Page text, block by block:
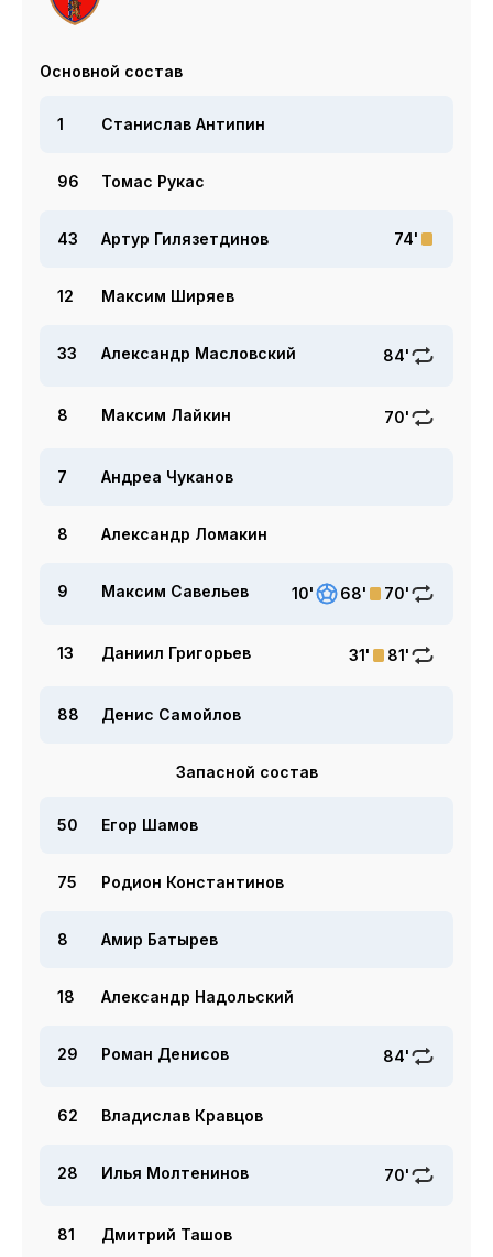
Основной состав
1 Станислав Антипин
96 Томас Рукас
43 Артур Гилязетдинов 74'
12 Максим Ширяев
33 Александр Масловский 84'
8 Максим Лайкин 70'
7 Андреа Чуканов
8 Александр Ломакин
9 Максим Савельев 10' 68' 70'
13 Даниил Григорьев 31' 81'
88 Денис Самойлов
Запасной состав
50 Егор Шамов
75 Родион Константинов
8 Амир Батырев
18 Александр Надольский
29 Роман Денисов 84'
62 Владислав Кравцов
28 Илья Молтенинов 70'
81 Дмитрий Ташов